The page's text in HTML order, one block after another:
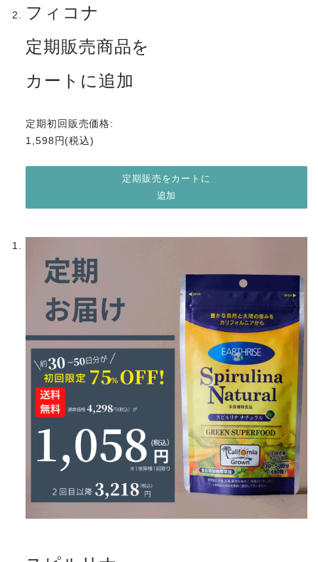
フィコナ
定期販売商品を
カートに追加
定期初回販売価格:
1,598円(税込)
定期販売をカートに
追加